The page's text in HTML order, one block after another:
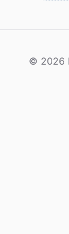
© 2026